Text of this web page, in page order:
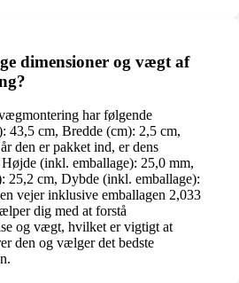
dimensioner og vægt af
har følgende
43,5 cm, Bredde (cm): 2,5 cm,
den er pakket ind, er dens
(inkl. emballage): 25,0 mm,
25,2 cm, Dybde (inkl. emballage):
vejer inklusive emballagen 2,033
dig med at forstå
og vægt, hvilket er vigtigt at
den og vælger det bedste